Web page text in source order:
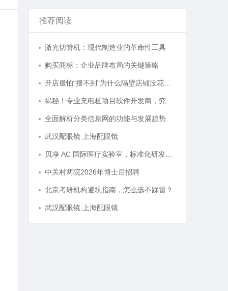
推荐阅读
激光切管机：现代制造业的革命性工具
购买商标：企业品牌布局的关键策略
全面解析分类信息网的功能与发展趋势
武汉配眼镜 上海配眼镜
中关村两院2026年博士后招聘
北京考研机构避坑指南，怎么选不踩雷？
武汉配眼镜 上海配眼镜